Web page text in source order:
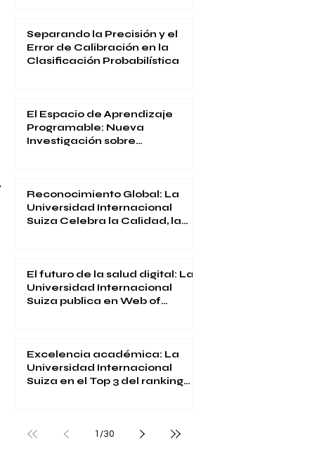
Separando la Precisión y el
Error de Calibración en la
Clasificación Probabilística
El Espacio de Aprendizaje
Programable: Nueva
Investigación sobre
Reconocimiento Global: La
Universidad Internacional
Suiza Celebra la Calidad, la
El futuro de la salud digital: La
Universidad Internacional
Suiza publica en Web of
Excelencia académica: La
Universidad Internacional
Suiza en el Top 3 del ranking
1 /30